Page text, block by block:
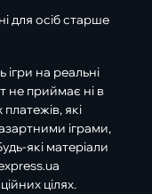
для осіб старше
на реальні
не приймає ні в
які
іграми,
які матеріали
цілях.